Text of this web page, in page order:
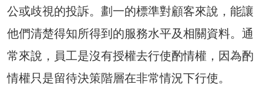
公或歧視的投訴。劃一的標準對顧客來說，能讓
他們清楚得知所得到的服務水平及相關資料。通
常來說，員工是沒有授權去行使酌情權，因為酌
情權只是留待決策階層在非常情況下行使。